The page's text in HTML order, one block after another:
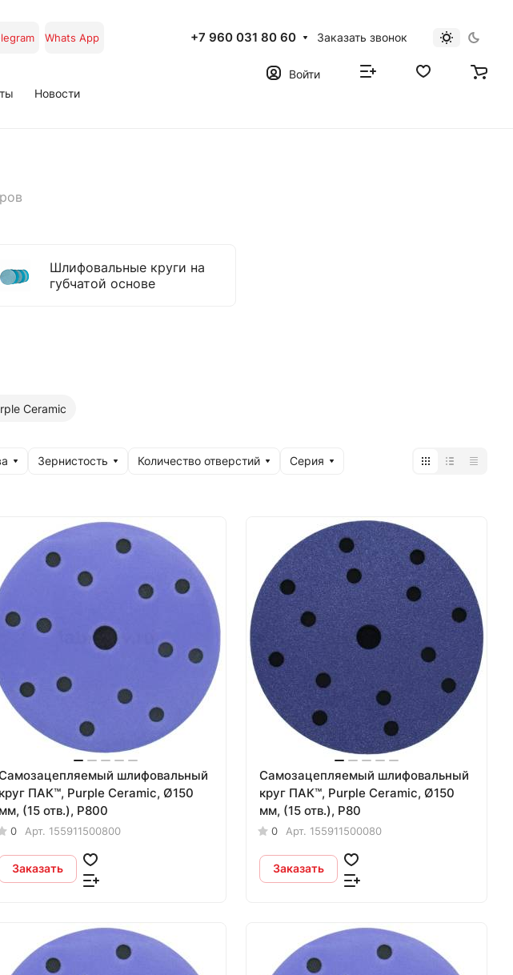
Whats App +7 960 031 80 60 Заказать звонок
Новости
Войти
Шлифовальные круги на
губчатой основе
Сeramic
Зернистость Количество отверстий Серия
шлифовальный
круг ПАК™, Purple Сeramic, Ø150
мм, (15 отв.), Р800
0 Арт. 155911500800
Заказать
Самозацепляемый шлифовальный
круг ПАК™, Purple Сeramic, Ø150
мм, (15 отв.), Р80
0 Арт. 155911500080
Заказать